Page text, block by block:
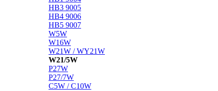
HB3 9005
HB4 9006
HB5 9007
W5W
W16W
W21W / WY21W
W21/5W
P27W
P27/7W
C5W / C10W